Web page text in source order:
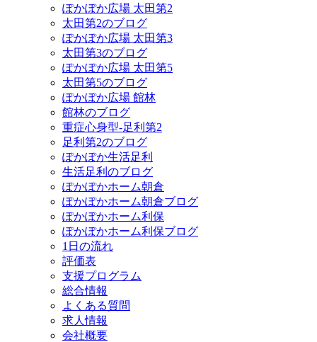
ぽかぽか広場 太田第2
太田第2のブログ
ぽかぽか広場 太田第3
太田第3のブログ
ぽかぽか広場 太田第5
太田第5のブログ
ぽかぽか広場 館林
館林のブログ
重症心身型-足利第2
足利第2のブログ
ぽかぽか生活足利
生活足利のブログ
ぽかぽかホーム朝倉
ぽかぽかホーム朝倉ブログ
ぽかぽかホーム利保
ぽかぽかホーム利保ブログ
1日の流れ
評価表
支援プログラム
総合情報
よくある質問
求人情報
会社概要